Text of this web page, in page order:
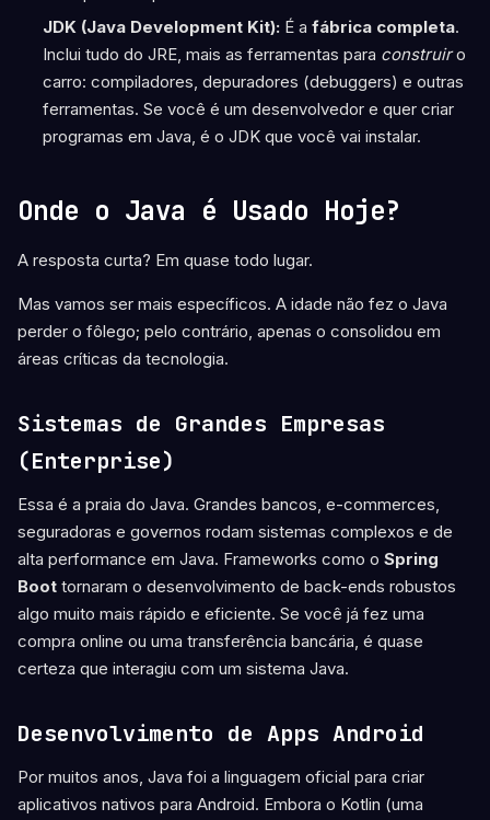
JDK (Java Development Kit):É a fábrica completa.
Inclui tudo do JRE, mais as ferramentas para construiro
carro: compiladores, depuradores (debuggers) e outras
ferramentas. Se você é um desenvolvedor e quer criar
programas em Java, é o JDK que você vai instalar.
Onde o Java é Usado Hoje?
A resposta curta? Em quase todo lugar.
Mas vamos ser mais específicos. A idade não fez o Java
perder o fôlego; pelo contrário, apenas o consolidou em
áreas críticas da tecnologia.
Sistemas de Grandes Empresas
(Enterprise)
Essa é a praia do Java. Grandes bancos, e-commerces,
seguradoras e governos rodam sistemas complexos e de
alta performance em Java. Frameworks como o Spring
Boot tornaram o desenvolvimento de back-ends robustos
algo muito mais rápido e eficiente. Se você já fez uma
compra online ou uma transferência bancária, é quase
certeza que interagiu com um sistema Java.
Desenvolvimento de Apps Android
Por muitos anos, Java foi a linguagem oficial para criar
aplicativos nativos para Android. Embora o Kotlin (uma